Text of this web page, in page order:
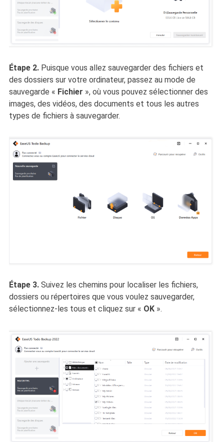
Étape 2.Puisque vous allez sauvegarder des fichiers et
des dossiers sur votre ordinateur, passez au mode de
sauvegarde « Fichier », où vous pouvez sélectionner des
images, des vidéos, des documents et tous les autres
types de fichiers à sauvegarder.
Étape 3. Suivez les chemins pour localiser les fichiers,
dossiers ou répertoires que vous voulez sauvegarder,
sélectionnez-les tous et cliquez sur « OK ».